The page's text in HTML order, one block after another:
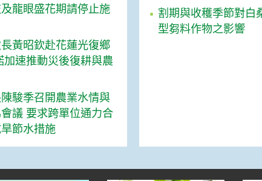
龍眼盛花期請停止施
黃昭欽赴花蓮光復鄉
加速推動災後復耕與農
駿季召開農業水情與
議 要求跨單位通力合
節水措施
割期與收穫季節對白
型芻料作物之影響